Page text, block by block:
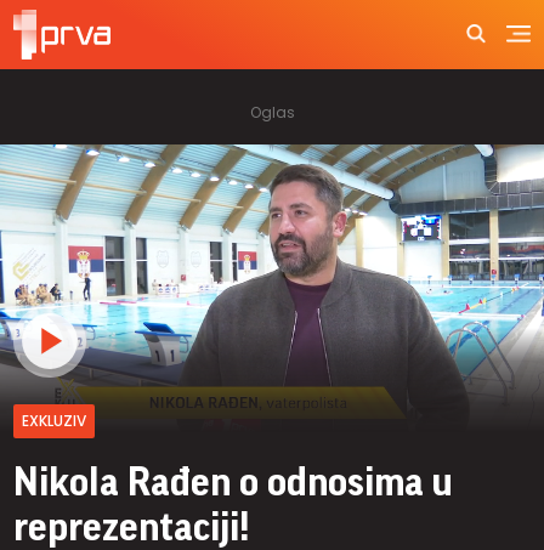
EXKLUZIV
Nikola Rađen o odnosima u
reprezentaciji!